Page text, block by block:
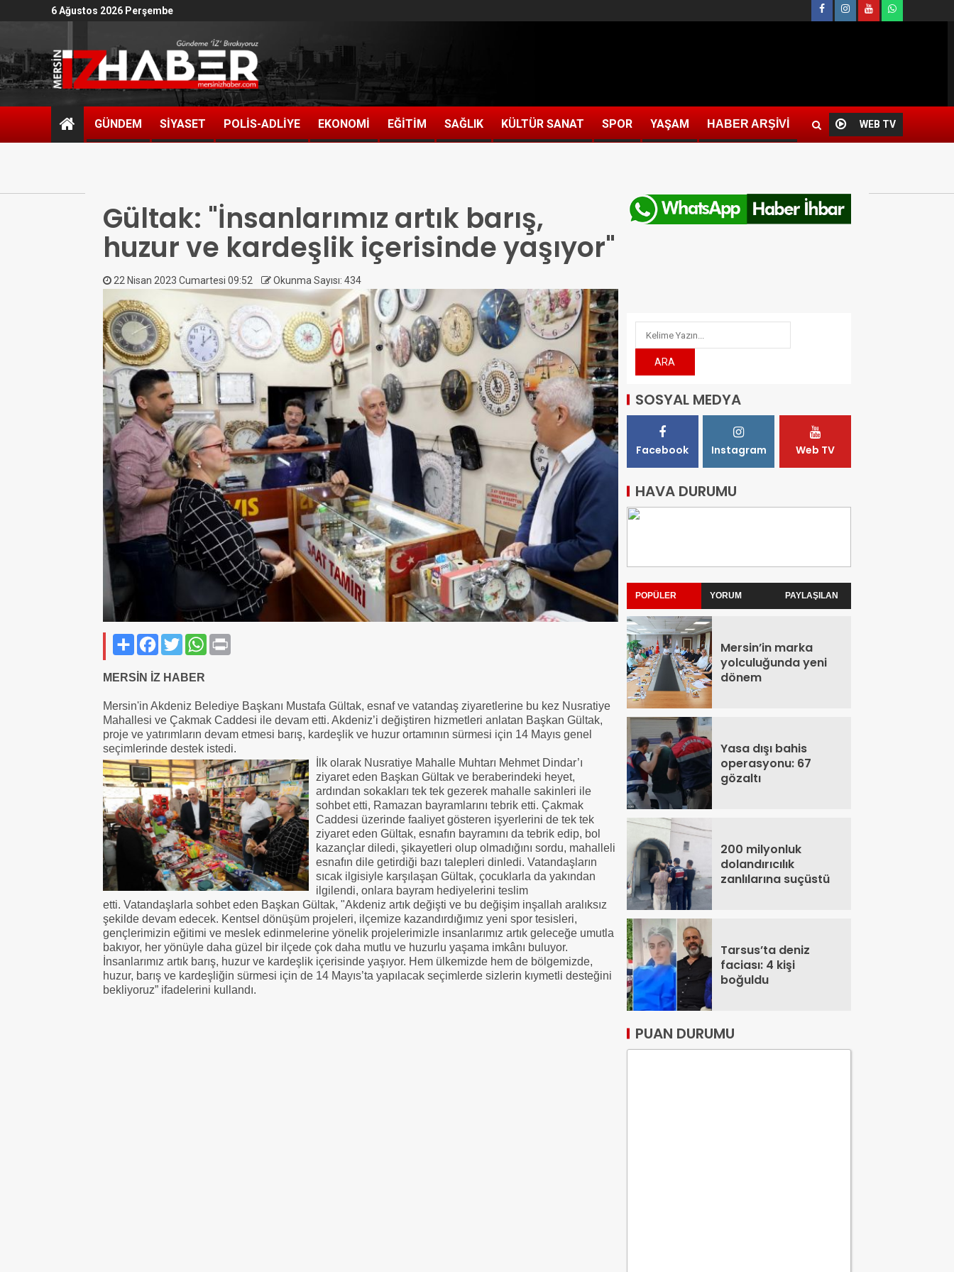
6 Ağustos 2026 Perşembe
GÜNDEM SİYASET POLİS-ADLİYE EKONOMİ EĞİTİM SAĞLIK KÜLTÜR SANAT SPOR YAŞAM HABER ARŞİVİ WEB TV
Gültak: "İnsanlarımız artık barış,
huzur ve kardeşlik içerisinde yaşıyor"
22 Nisan 2023 Cumartesi 09:52 Okunma Sayısı: 434
PaylaşFacebook
TwitterWhatsApp
MERSİN İZ HABER
Mersin'in Akdeniz Belediye Başkanı Mustafa Gültak, esnaf ve vatandaş ziyaretlerine bu kez Nusratiye
Mahallesi ve Çakmak Caddesi ile devam etti. Akdeniz’i değiştiren hizmetleri anlatan Başkan Gültak,
proje ve yatırımların devam etmesi barış, kardeşlik ve huzur ortamının sürmesi için 14 Mayıs genel
seçimlerinde destek istedi.
İlk olarak Nusratiye Mahalle Muhtarı Mehmet Dindar’ı
ziyaret eden Başkan Gültak ve beraberindeki heyet,
ardından sokakları tek tek gezerek mahalle sakinleri ile
sohbet etti, Ramazan bayramlarını tebrik etti. Çakmak
Caddesi üzerinde faaliyet gösteren işyerlerini de tek tek
ziyaret eden Gültak, esnafın bayramını da tebrik edip, bol
kazançlar diledi, şikayetleri olup olmadığını sordu, mahalleli
esnafın dile getirdiği bazı talepleri dinledi. Vatandaşların
sıcak ilgisiyle karşılaşan Gültak, çocuklarla da yakından
ilgilendi, onlara bayram hediyelerini teslim
etti. Vatandaşlarla sohbet eden Başkan Gültak, "Akdeniz artık değişti ve bu değişim inşallah aralıksız
şekilde devam edecek. Kentsel dönüşüm projeleri, ilçemize kazandırdığımız yeni spor tesisleri,
gençlerimizin eğitimi ve meslek edinmelerine yönelik projelerimizle insanlarımız artık geleceğe umutla
bakıyor, her yönüyle daha güzel bir ilçede çok daha mutlu ve huzurlu yaşama imkânı buluyor.
İnsanlarımız artık barış, huzur ve kardeşlik içerisinde yaşıyor. Hem ülkemizde hem de bölgemizde,
huzur, barış ve kardeşliğin sürmesi için de 14 Mayıs’ta yapılacak seçimlerde sizlerin kıymetli desteğini
bekliyoruz” ifadelerini kullandı.
SOSYAL MEDYA
Facebook Instagram Web TV
HAVA DURUMU
POPÜLER YORUM PAYLAŞILAN
Mersin’in marka
yolculuğunda yeni
dönem
Yasa dışı bahis
operasyonu: 67
gözaltı
200 milyonluk
dolandırıcılık
zanlılarına suçüstü
Tarsus’ta deniz
faciası: 4 kişi
boğuldu
PUAN DURUMU